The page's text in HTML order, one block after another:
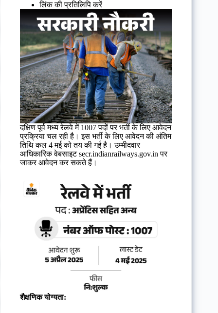
लिंक की प्रतिलिपि करें
दक्षिण पूर्व मध्य रेलवे में 1007 पदों पर भर्ती के लिए आवेदन
प्रक्रिया चल रही है। इस भर्ती के लिए आवेदन की अंतिम
तिथि कल 4 मई को तय की गई है। उम्मीदवार
आधिकारिक वेबसाइट secr.indianrailways.gov.in पर
जाकर आवेदन कर सकते हैं।
शैक्षणिक योग्यता: